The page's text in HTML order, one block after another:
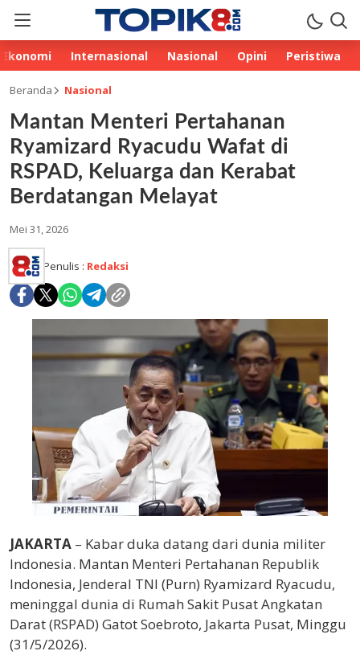
Ekonomi Internasional Nasional Opini Peristiwa
Beranda Nasional
Mantan Menteri Pertahanan
Ryamizard Ryacudu Wafat di
RSPAD, Keluarga dan Kerabat
Berdatangan Melayat
Mei 31, 2026
Penulis : Redaksi
JAKARTA – Kabar duka datang dari dunia militer
Indonesia. Mantan Menteri Pertahanan Republik
Indonesia, Jenderal TNI (Purn) Ryamizard Ryacudu,
meninggal dunia di Rumah Sakit Pusat Angkatan
Darat (RSPAD) Gatot Soebroto, Jakarta Pusat, Minggu
(31/5/2026).